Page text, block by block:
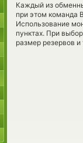
Каждый из
при этом команда
Использование
пунктах. При
размер резервов